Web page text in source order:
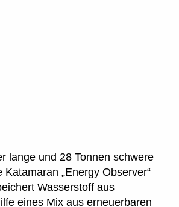
lange und 28 Tonnen schwere
„Energy Observer“
Wasserstoff aus
eines Mix aus erneuerbaren